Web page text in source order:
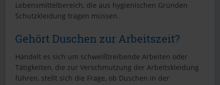
Lebensmittelbereich, die aus hygienischen Gründen
Schutzkleidung tragen müssen.
Gehört Duschen zur Arbeitszeit?
Handelt es sich um schweißtreibende Arbeiten oder
Tätigkeiten, die zur Verschmutzung der Arbeitskleidung
führen, stellt sich die Frage, ob Duschen in der